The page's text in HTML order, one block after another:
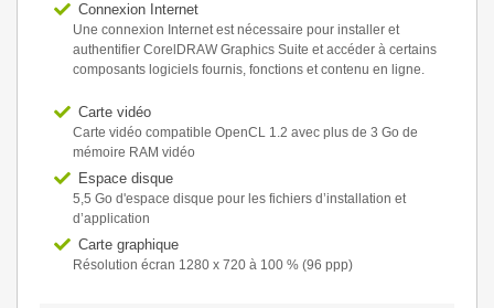
Connexion Internet
Une connexion Internet est nécessaire pour installer et
authentifier CorelDRAW Graphics Suite et accéder à certains
composants logiciels fournis, fonctions et contenu en ligne.
Carte vidéo
Carte vidéo compatible OpenCL 1.2 avec plus de 3 Go de
mémoire RAM vidéo
Espace disque
5,5 Go d'espace disque pour les fichiers d’installation et
d’application
Carte graphique
Résolution écran 1280 x 720 à 100 % (96 ppp)